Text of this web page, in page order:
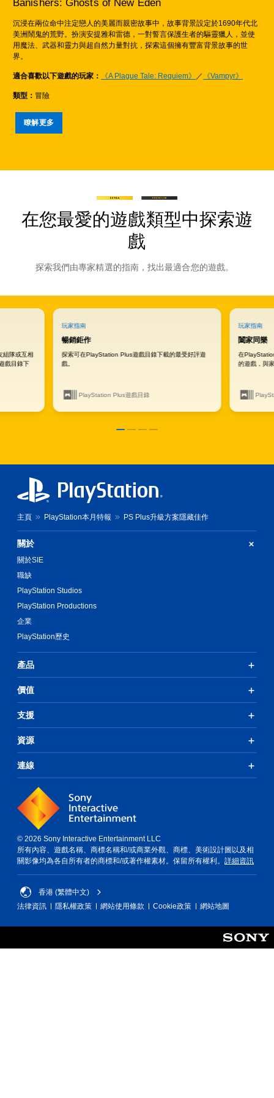
Banishers: Ghosts of New Eden
沉浸在兩位命中注定戀人的美麗而親密故事中，故事背景設定於1690年代北
美洲鬧鬼的荒野。扮演安提雅和雷德，一對誓言保護生者的驅靈獵人，並使
用魔法、武器和靈力與超自然力量對抗，探索這個擁有豐富背景故事的世
界。
適合喜歡以下遊戲的玩家： 《A Plague Tale: Requiem》 ／ 《Vampyr》
類型： 冒險
瞭解更多
在您最愛的遊戲類型中探索遊
戲
探索我們由專家精選的指南，找出最適合您的遊戲。
玩家指南
暢銷鉅作
探索可在PlayStation Plus遊戲目錄下載的最受好評遊
戲。
PlayStation Plus遊戲目錄
玩家指南
闔家同樂
在
的遊戲，與
組隊或互相
戲目錄下
主頁 PlayStation本月特報 PS Plus升級方案隱藏佳作
關於
關於SIE
職缺
PlayStation Studios
PlayStation Productions
企業
PlayStation歷史
產品
價值
支援
資源
連線
© 2026 Sony Interactive Entertainment LLC
所有內容、遊戲名稱、商標名稱和/或商業外觀、商標、美術設計圖以及相
關影像均為各自所有者的商標和/或著作權素材。保留所有權利。 詳細資訊
香港 (繁體中文)
法律資訊
隱私權政策 網站使用條款 Cookie政策 網站地圖